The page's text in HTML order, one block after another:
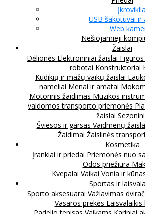
USB šakotuvai ir
Web
Nešiojamieji
Žaislai
Dėlionės Elektroniniai žaislai Figūros
robotai Konstruktoriai
Kūdikių ir mažų vaikų žaislai
nameliai Menai ir amatai
Motorinis žaidimas Muzikos
valdomos transporto priemonės
žaislai
Šviesos ir garsas Vaidmenų
Žaidimai Žaislinės
Kosmetika
Įrankiai ir priedai Priemonės nuo
Odos priežiūra
Kvepalai Vaikai Vonia ir
Sportas ir
Sporto aksesuarai Važiavimas
Vasaros prekės Laisvalaikis